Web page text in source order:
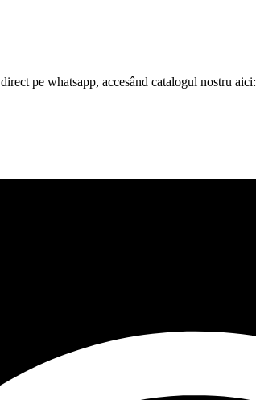
direct pe whatsapp, accesând catalogul nostru aici: